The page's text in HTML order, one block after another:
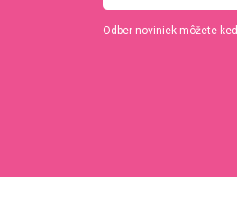
Odber noviniek môžete